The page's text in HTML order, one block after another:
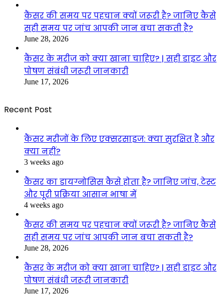
कैंसर की समय पर पहचान क्यों जरूरी है? जानिए कैसे
सही समय पर जांच आपकी जान बचा सकती है?
June 28, 2026
कैंसर के मरीज को क्या खाना चाहिए? | सही डाइट और
पोषण संबंधी जरूरी जानकारी
June 17, 2026
Recent Post
कैंसर मरीजों के लिए एक्सरसाइज: क्या सुरक्षित है और
क्या नहीं?
3 weeks ago
कैंसर का डायग्नोसिस कैसे होता है? जानिए जांच, टेस्ट
और पूरी प्रक्रिया आसान भाषा में
4 weeks ago
कैंसर की समय पर पहचान क्यों जरूरी है? जानिए कैसे
सही समय पर जांच आपकी जान बचा सकती है?
June 28, 2026
कैंसर के मरीज को क्या खाना चाहिए? | सही डाइट और
पोषण संबंधी जरूरी जानकारी
June 17, 2026